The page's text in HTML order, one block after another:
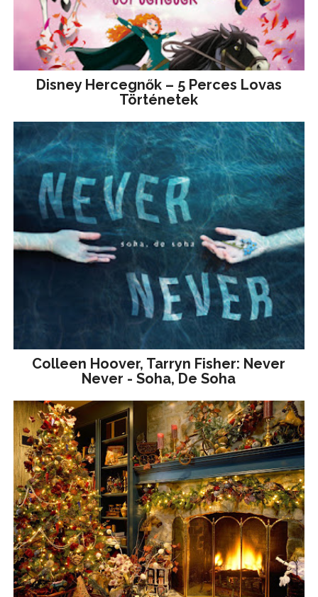
Disney ​Hercegnők – 5 Perces Lovas
Történetek
Colleen Hoover, Tarryn Fisher: Never
Never - Soha, De Soha